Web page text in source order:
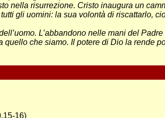
nella risurrezione. Cristo inaugura un
gli uomini: la sua volontà di riscattarlo,
L’abbandono nelle mani del
quello che siamo. Il potere di Dio la rende
16)